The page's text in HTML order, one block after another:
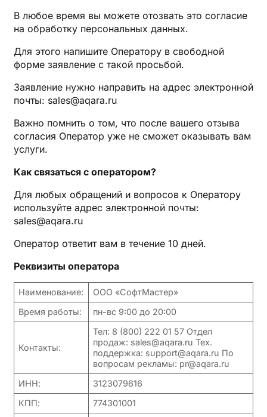
В любое время вы можете отозвать это согласие
на обработку персональных данных.
Для этого напишите Оператору в свободной
форме заявление с такой просьбой.
Заявление нужно направить на адрес электронной
почты: sales@aqara.ru
Важно помнить о том, что после вашего отзыва
согласия Оператор уже не сможет оказывать вам
услуги.
Как связаться с оператором?
Для любых обращений и вопросов к Оператору
используйте адрес электронной почты:
sales@aqara.ru
Оператор ответит вам в течение 10 дней.
Реквизиты оператора
Наименование:
ООО «СофтМастер»
Время работы:
пн-вс 9:00 до 20:00
Контакты:
Тел: 8 (800) 222 01 57 Отдел
продаж: sales@aqara.ru Тех.
поддержка: support@aqara.ru По
вопросам рекламы: pr@aqara.ru
ИНН:
3123079616
КПП:
774301001